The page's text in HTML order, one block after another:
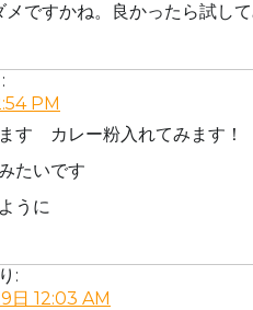
ですかね。良かったら試して
PM
す カレー粉入れてみます！
たいです
うに
:
日 12:03 AM